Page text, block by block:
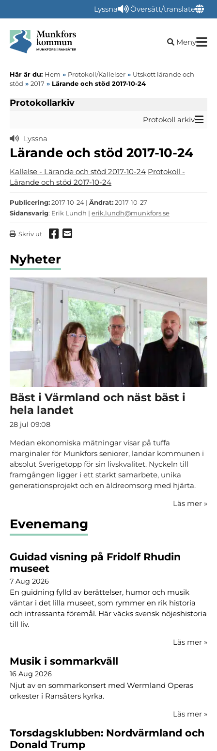
Lyssna Översätt/translate
Öppna
Meny
Här är du: Hem » Protokoll/Kallelser » Utskott lärande och
stöd » 2017 » Lärande och stöd 2017-10-24
Protokollarkiv
Protokoll arkiv
Lyssna
Lärande och stöd 2017-10-24
Kallelse - Lärande och stöd 2017-10-24 Protokoll -
Lärande och stöd 2017-10-24
Publicering:2017-10-24 | Ändrat:2017-10-27
Sidansvarig: Erik Lundh | erik.lundh@munkfors.se
Skriv ut Dela via Facebook
Dela via mail
Nyheter
Bäst i Värmland och näst bäst i
hela landet
28 jul 09:08
Medan ekonomiska mätningar visar på tuffa
marginaler för Munkfors seniorer, landar kommunen i
absolut Sverigetopp för sin livskvalitet. Nyckeln till
framgången ligger i ett starkt samarbete, unika
generationsprojekt och en äldreomsorg med hjärta.
Läs mer »
Evenemang
Guidad visning på Fridolf Rhudin
museet
7 Aug 2026
En guidning fylld av berättelser, humor och musik
väntar i det lilla museet, som rymmer en rik historia
och intressanta föremål. Här väcks svensk nöjeshistoria
till liv.
Läs mer »
Musik i sommarkväll
16 Aug 2026
Njut av en sommarkonsert med Wermland Operas
orkester i Ransäters kyrka.
Läs mer »
Torsdagsklubben: Nordvärmland och
Donald Trump